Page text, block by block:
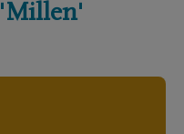
'Millen'